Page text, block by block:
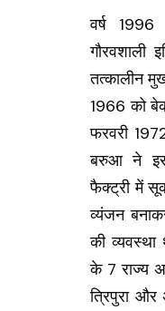
वर्ष
गौरवशाली
तत्कालीन
1966 को
फरवरी
बरुआ ने
फैक्ट्री में
व्यंजन
की व्यवस्था
के 7 राज्य
त्रिपुरा